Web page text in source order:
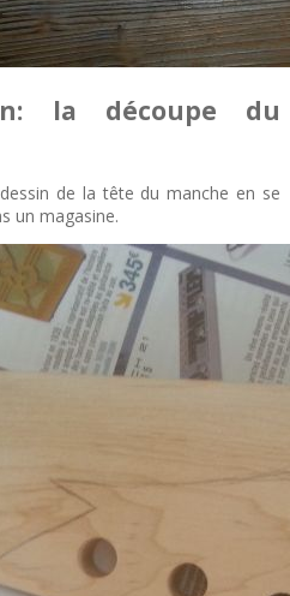
la découpe du
de la tête du manche en se
un magasine.